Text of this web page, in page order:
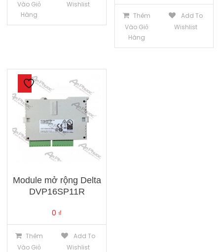
Vào Giỏ
Hàng
Wishlist
Thêm
Vào Giỏ
Hàng
Add To
Wishlist
Module mở rộng Delta
DVP16SP11R
0 ₫
Thêm
Vào Giỏ
Add To
Wishlist